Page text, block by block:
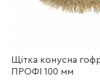
Щітка конусна
ПРОФІ 100 мм